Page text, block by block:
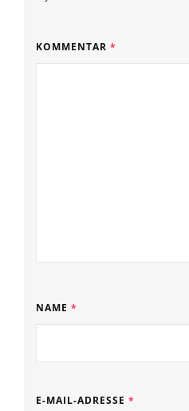
KOMMENTAR *
NAME *
E-MAIL-ADRESSE *